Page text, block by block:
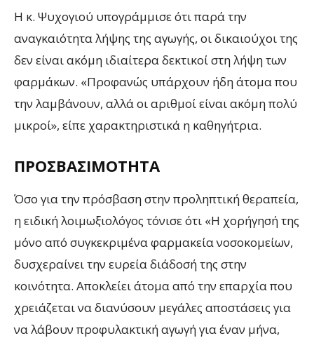
Η κ. Ψυχογιού υπογράμμισε ότι παρά την
αναγκαιότητα λήψης της αγωγής, οι δικαιούχοι της
δεν είναι ακόμη ιδιαίτερα δεκτικοί στη λήψη των
φαρμάκων. «Προφανώς υπάρχουν ήδη άτομα που
την λαμβάνουν, αλλά οι αριθμοί είναι ακόμη πολύ
μικροί», είπε χαρακτηριστικά η καθηγήτρια.
ΠΡΟΣΒΑΣΙΜΌΤΗΤΑ
Όσο για την πρόσβαση στην προληπτική θεραπεία,
η ειδική λοιμωξιολόγος τόνισε ότι «Η χορήγησή της
μόνο από συγκεκριμένα φαρμακεία νοσοκομείων,
δυσχεραίνει την ευρεία διάδοσή της στην
κοινότητα. Αποκλείει άτομα από την επαρχία που
χρειάζεται να διανύσουν μεγάλες αποστάσεις για
να λάβουν προφυλακτική αγωγή για έναν μήνα,